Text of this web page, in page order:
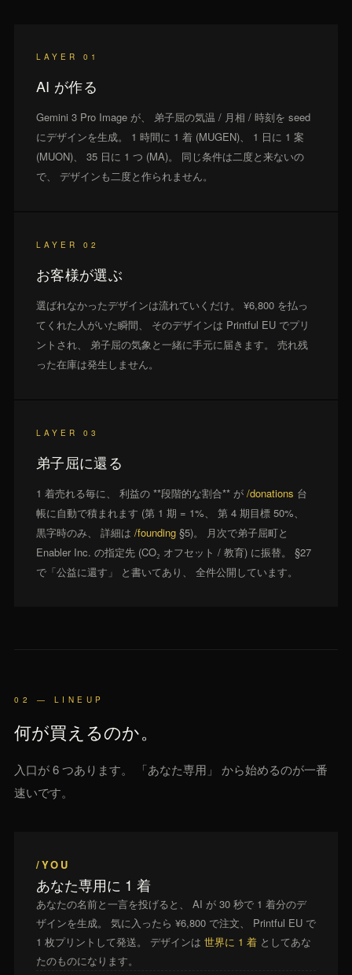
LAYER 01
AI が作る
Gemini 3 Pro Image が、 弟子屈の気温 / 月相 / 時刻を seed
にデザインを生成。 1 時間に 1 着 (MUGEN)、 1 日に 1 案
(MUON)、 35 日に 1 つ (MA)。 同じ条件は二度と来ないの
で、 デザインも二度と作られません。
LAYER 02
お客様が選ぶ
選ばれなかったデザインは流れていくだけ。 ¥6,800 を払っ
てくれた人がいた瞬間、 そのデザインは Printful EU でプリ
ントされ、 弟子屈の気象と一緒に手元に届きます。 売れ残
った在庫は発生しません。
LAYER 03
弟子屈に還る
1 着売れる毎に、 利益の **段階的な割合** が /donations 台
帳に自動で積まれます (第 1 期 = 1%、 第 4 期目標 50%、
黒字時のみ、 詳細は /founding §5)。 月次で弟子屈町と
Enabler Inc. の指定先 (CO₂ オフセット / 教育) に振替。 §27
で「公益に還す」 と書いてあり、 全件公開しています。
02 — LINEUP
何が買えるのか。
入口が 6 つあります。 「あなた専用」 から始めるのが一番
速いです。
/YOU
あなた専用に 1 着
あなたの名前と一言を投げると、 AI が 30 秒で 1 着分のデ
ザインを生成。 気に入ったら ¥6,800 で注文、 Printful EU で
1 枚プリントして発送。 デザインは 世界に 1 着 としてあな
たのものになります。